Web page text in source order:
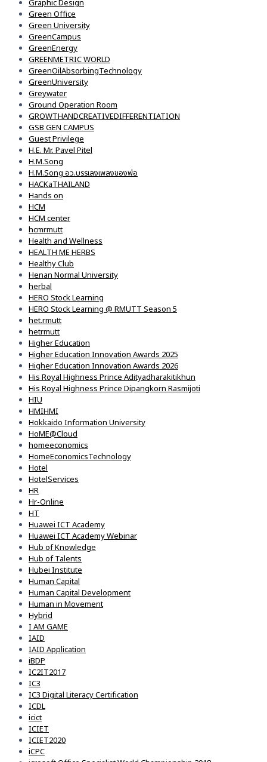
Graphic Design
Green Office
Green University
GreenCampus
GreenEnergy
GREENMETRIC WORLD
GreenOilAbsorbingTechnology
GreenUniversity
Greywater
Ground Operation Room
GROWTHANDCREATIVEDIFFERENTIATION
GSB GEN CAMPUS
Guest Privilege
H.E. Mr. Pavel Pitel
H.M.Song
H.M.Song อว.บรรเลงเพลงของพ่อ
HACKaTHAILAND
Hands on
HCM
HCM center
hcmrmutt
Health and Wellness
HEALTH ME HERBS
Healthy Club
Henan Normal University
herbal
HERO Stock Learning
HERO Stock Learning @ RMUTT Season 5
het.rmutt
hetrmutt
Higher Education
Higher Education Innovation Awards 2025
Higher Education Innovation Awards 2026
His Royal Highness Prince Adityadharakitikhun
His Royal Highness Prince Dipangkorn Rasmijoti
HIU
HMIHMI
Hokkaido Information University
HoME@Cloud
homeeconomics
HomeEconomicsTechnology
Hotel
HotelServices
HR
Hr-Online
HT
Huawei ICT Academy
Huawei ICT Academy Webinar
Hub of Knowledge
Hub of Talents
Hubei Institute
Human Capital
Human Capital Development
Human in Movement
Hybrid
I AM GAME
IAID
IAID Application
iBDP
IC2IT2017
IC3
IC3 Digital Literacy Certification
ICDL
icict
ICIET
ICIET2020
iCPC